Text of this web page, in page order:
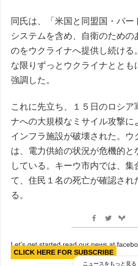
同氏は、「米国と同盟国・パー
システムを含め、自衛のための
のをウクライナへ提供し続ける
な限りずっとウクライナととも
強調した。
これに先立ち、１５日のロシア
ナへの大規模なミサイル攻撃に
インフラ施設が破壊された。ウ
は、電力供給の状況が危機的と
している。キーウ市内では、集
て、住民１名の死亡が確認され
る。
Let’s get started read our news at
CLICK HERE FOR SUBSCRIBE
ニュースをもっと見る